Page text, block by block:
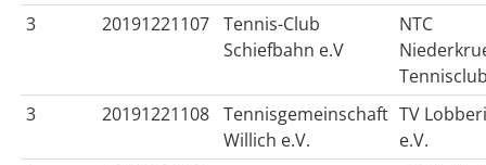
3
20191221107 Tennis-Club
Schiefbahn e.V
NTC
3
20191221108 Tennisgemeinschaft
Willich e.V.
TV
e.V.